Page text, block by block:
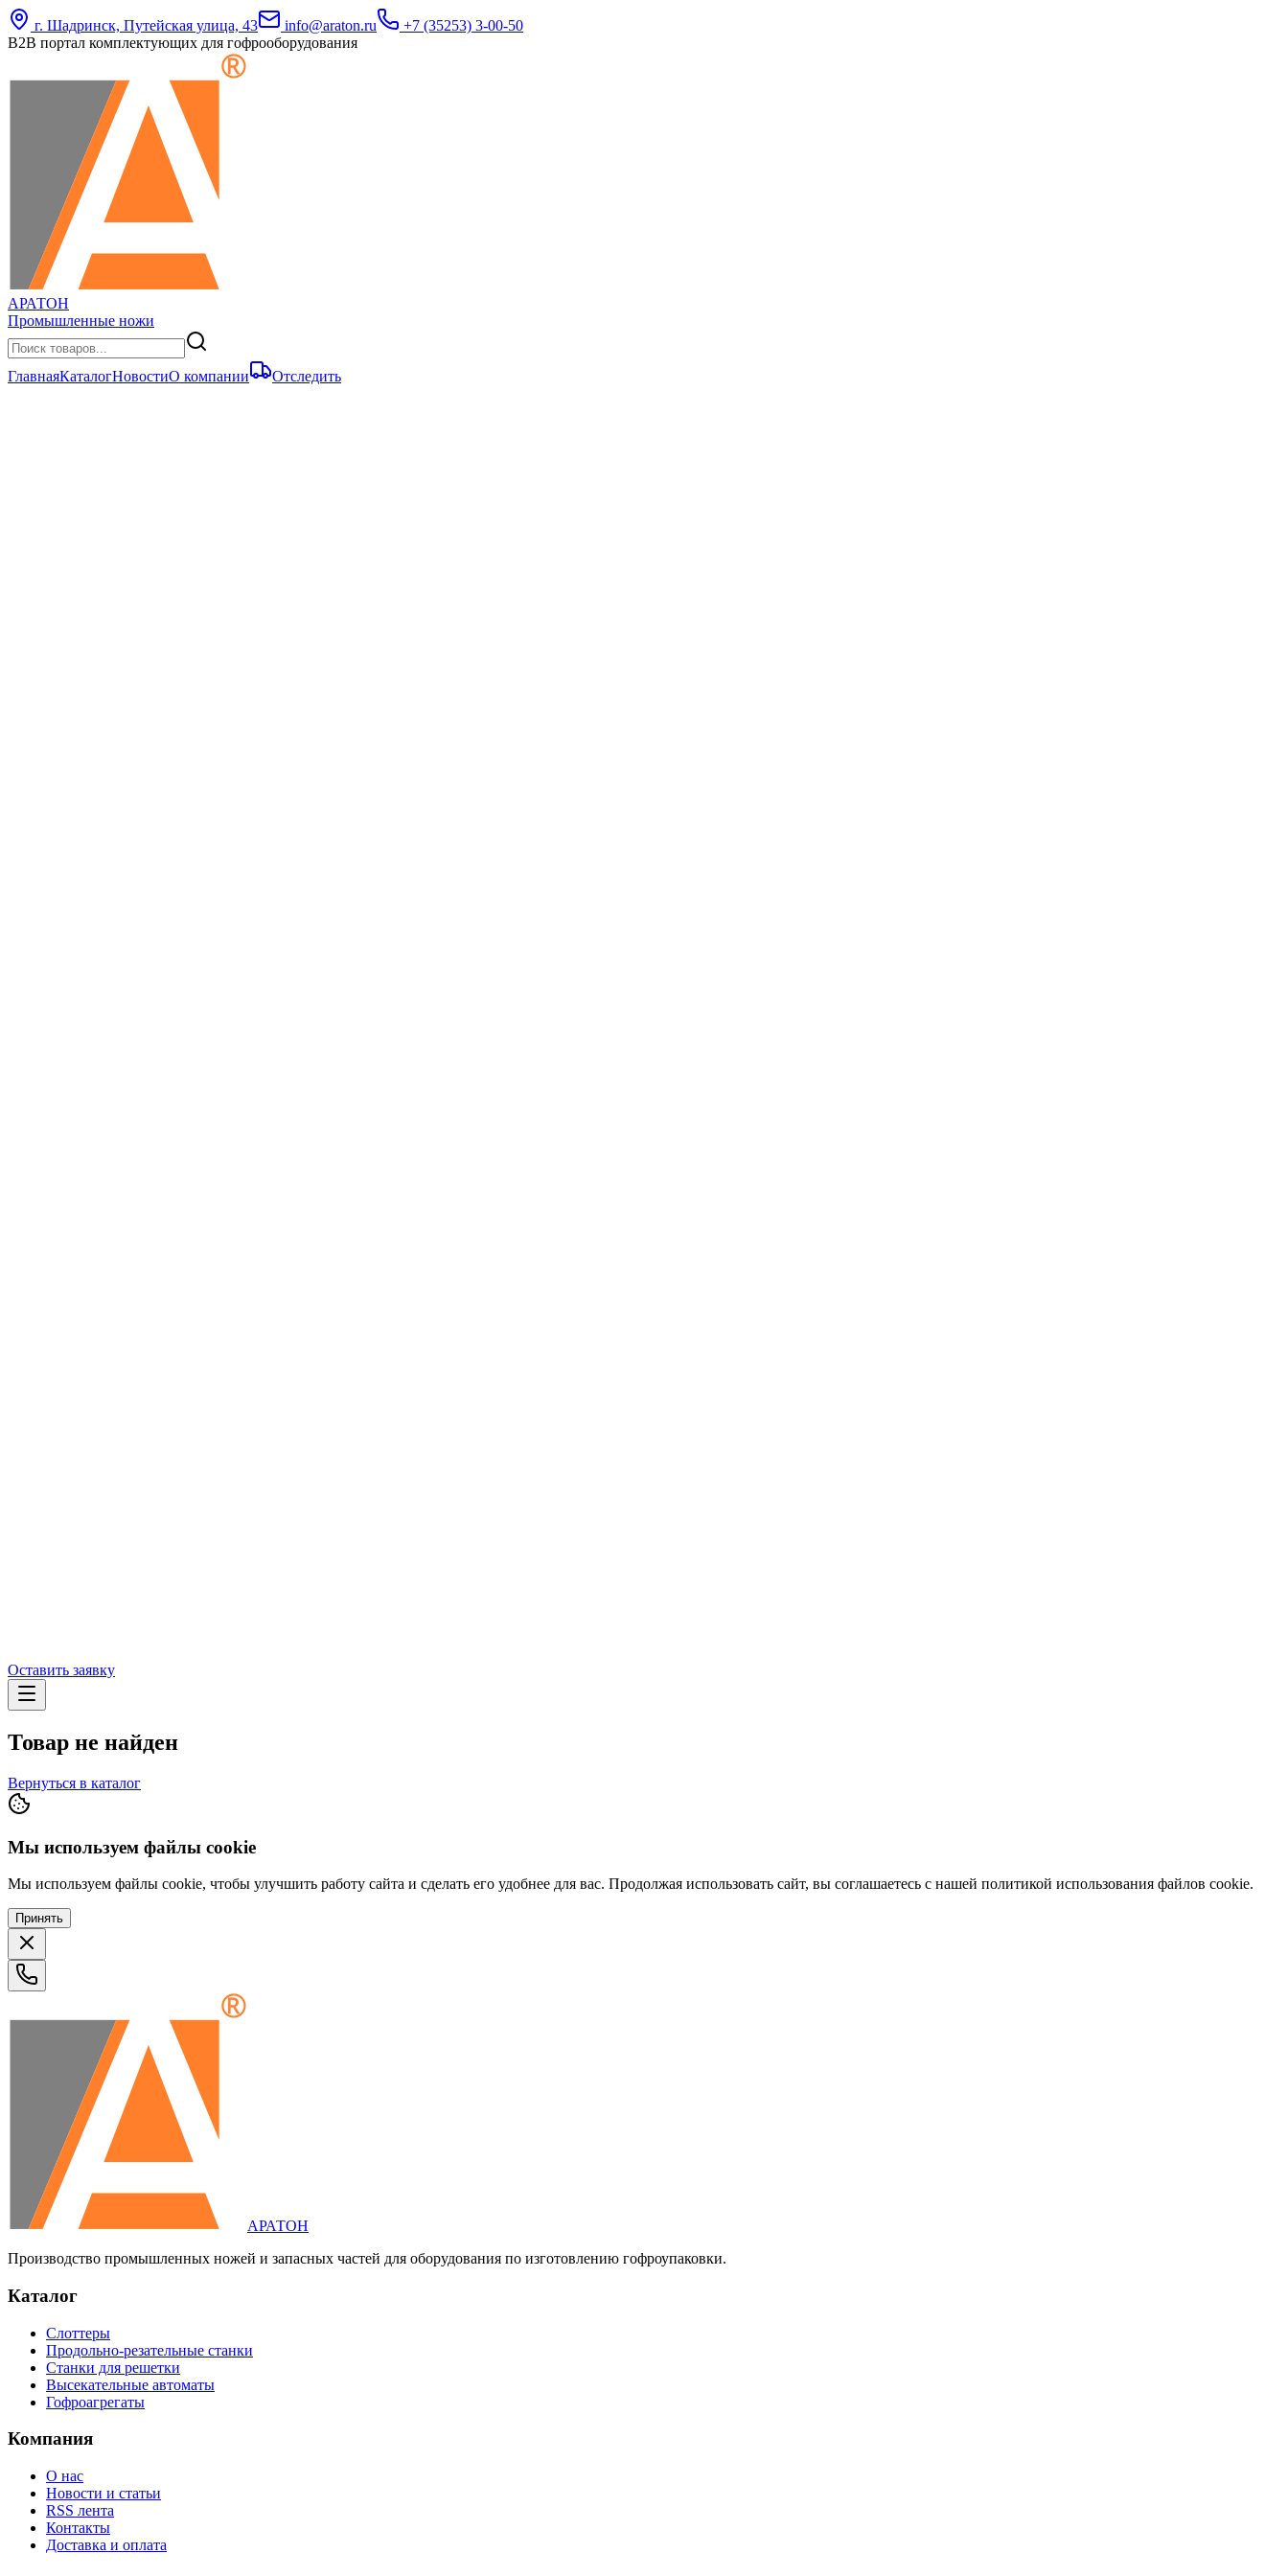
г. Шадринск, Путейская улица, 43 info@araton.ru
+7 (35253) 3-00-50
B2B портал комплектующих для гофрооборудования
АРАТОН
Промышленные ножи
ГлавнаяКаталогНовостиО компании Отследить
Оставить заявку
Товар не найден
Вернуться в каталог
Мы используем файлы cookie
Мы используем файлы cookie, чтобы улучшить работу сайта и сделать его удобнее для вас. Продолжая использовать сайт, вы соглашаетесь с нашей политикой использования файлов cookie.
Принять
АРАТОН
Производство промышленных ножей и запасных частей для оборудования по изготовлению гофроупаковки.
Каталог
Слоттеры
Продольно-резательные станки
Станки для решетки
Высекательные автоматы
Гофроагрегаты
Компания
О нас
Новости и статьи
RSS лента
Контакты
Доставка и оплата